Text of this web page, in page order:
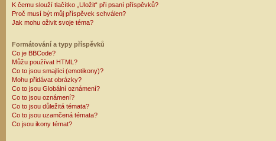
K čemu slouží tlačítko „Uložit“ při psaní příspěvků?
Proč musí být můj příspěvek schválen?
Jak mohu oživit svoje téma?
Formátování a typy příspěvků
Co je BBCode?
Můžu používat HTML?
Co to jsou smajlíci (emotikony)?
Mohu přidávat obrázky?
Co to jsou Globální oznámení?
Co to jsou oznámení?
Co to jsou důležitá témata?
Co to jsou uzamčená témata?
Co jsou ikony témat?